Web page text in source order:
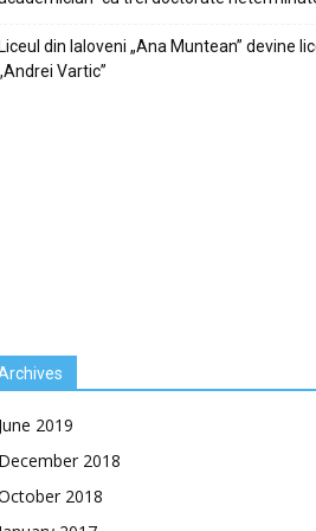
din Ialoveni „Ana Muntean” devine
Vartic”
2019
2018
2018